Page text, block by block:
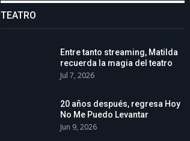
TEATRO
Entre tanto streaming, Matilda
recuerda la magia del teatro
Jul 7, 2026
20 años después, regresa Hoy
No Me Puedo Levantar
Jun 9, 2026